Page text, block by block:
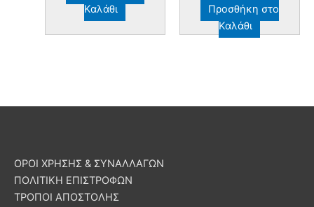
Καλάθι
Προσθήκη στο
Καλάθι
ΟΡΟΙ ΧΡΗΣΗΣ & ΣΥΝΑΛΛΑΓΩΝ
ΠΟΛΙΤΙΚΗ ΕΠΙΣΤΡΟΦΩΝ
ΤΡΟΠΟΙ ΑΠΟΣΤΟΛΗΣ